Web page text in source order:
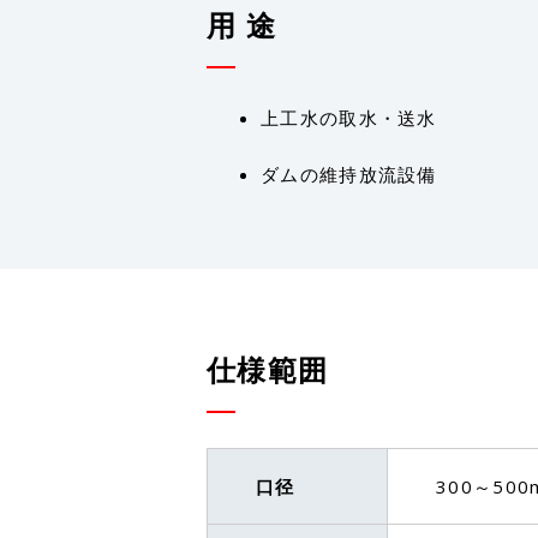
用 途
上工水の取水・送水
ダムの維持放流設備
仕様範囲
口径 300～